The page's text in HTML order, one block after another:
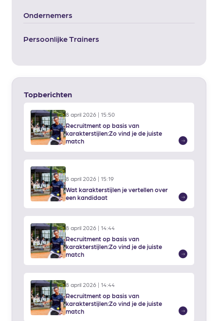
Ondernemers
Persoonlijke Trainers
Topberichten
8 april 2026 | 15:50
Recruitment op basis van
karakterstijlen:Zo vind je de juiste
match
Lees
meer
8 april 2026 | 15:19
Wat karakterstijlen je vertellen over
een kandidaat
Lees
meer
8 april 2026 | 14:44
Recruitment op basis van
karakterstijlen:Zo vind je de juiste
match
Lees
meer
8 april 2026 | 14:44
Recruitment op basis van
karakterstijlen:Zo vind je de juiste
match
Lees